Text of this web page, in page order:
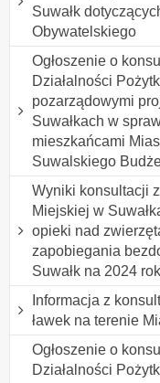
Suwałk
Obywatelskiego
Ogłoszenie o
Działalności
pozarządowymi
Suwałkach w
mieszkańcami
Suwalskiego
Wyniki konsultacji
Miejskiej w
opieki nad
zapobiegania
Suwałk na 2024 rok
Informacja z
ławek na terenie
Ogłoszenie o
Działalności